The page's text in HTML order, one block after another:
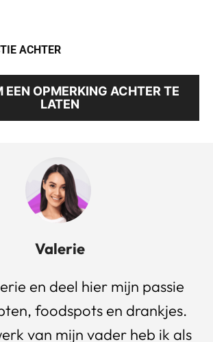
ACHTER
EEN OPMERKING ACHTER TE
LATEN
Valerie
en deel hier mijn passie
foodspots en drankjes.
van mijn vader heb ik als